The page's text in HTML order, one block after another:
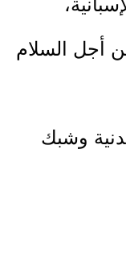
أجل السلام
وشبك